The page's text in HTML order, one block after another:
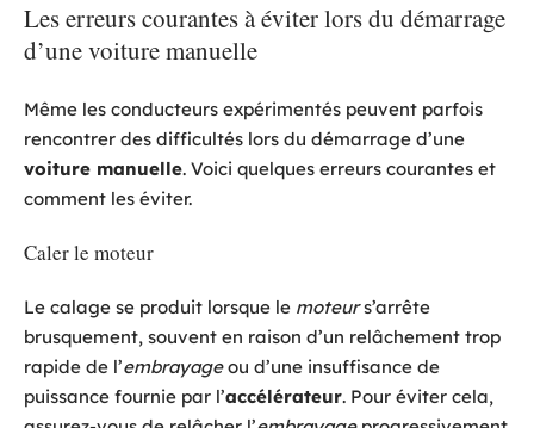
Les erreurs courantes à éviter lors du démarrage
d’une voiture manuelle
Même les conducteurs expérimentés peuvent parfois
rencontrer des difficultés lors du démarrage d’une
voiture manuelle. Voici quelques erreurs courantes et
comment les éviter.
Caler le moteur
Le calage se produit lorsque le moteurs’arrête
brusquement, souvent en raison d’un relâchement trop
rapide de l’embrayageou d’une insuffisance de
puissance fournie par l’accélérateur. Pour éviter cela,